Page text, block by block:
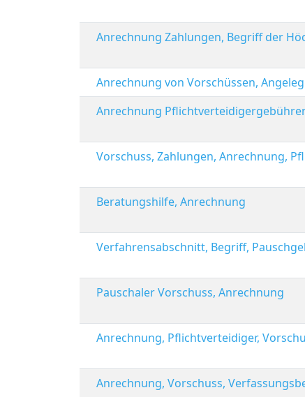
Anrechnung Zahlungen, Begriff der
Anrechnung von Vorschüssen,
Anrechnung
Vorschuss, Zahlungen, Anrechnung,
Beratungshilfe, Anrechnung
Verfahrensabschnitt, Begriff,
Pauschaler Vorschuss, Anrechnung
Anrechnung, Pflichtverteidiger,
Anrechnung, Vorschuss,